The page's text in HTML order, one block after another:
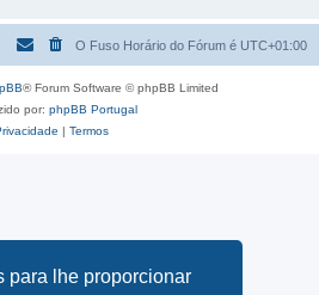
para lhe proporcionar
O Fuso Horário do Fórum é UTC+01:00
® Forum Software © phpBB Limited
por: phpBB Portugal
| Termos